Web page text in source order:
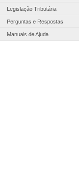
Legislação Tributária
Perguntas e Respostas
Manuais de Ajuda